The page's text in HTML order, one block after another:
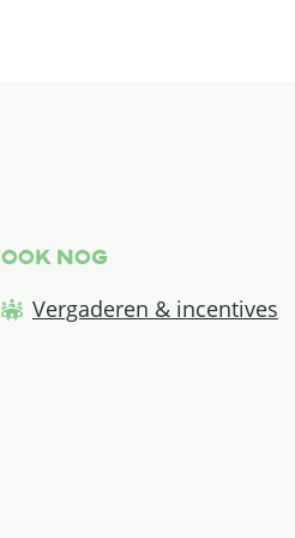
Ook nog
Vergaderen & incentives